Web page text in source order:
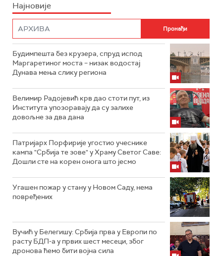
Најновије
Будимпешта без крузера, спруд испод
Маргаретиног моста – низак водостај
Дунава мења слику региона
Велимир Радојевић крв дао стоти пут, из
Института упозоравају да су залихе
довољне за два дана
Патријарх Порфирије угостио учеснике
кампа "Србија те зове" у Храму Светог Саве:
Дошли сте на корен онога што јесмо
Угашен пожар у стану у Новом Саду, нема
повређених
Вучић у Белегишу: Србија прва у Европи по
расту БДП-а у првих шест месеци, због
дронова ћемо бити војна сила